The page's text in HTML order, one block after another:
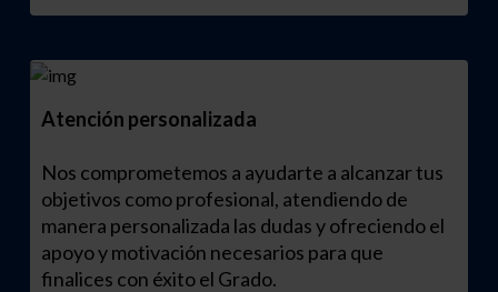
Atención personalizada
Nos comprometemos a ayudarte a alcanzar tus
objetivos como profesional, atendiendo de
manera personalizada las dudas y ofreciendo el
apoyo y motivación necesarios para que
finalices con éxito el Grado.